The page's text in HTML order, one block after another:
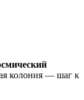
колония — шаг к